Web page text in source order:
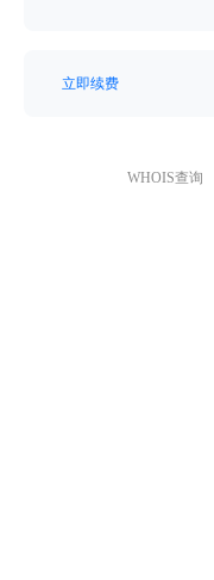
立即续费
WHOIS查询